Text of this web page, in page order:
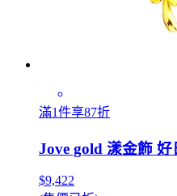
滿1件享87折
Jove gold 漾金飾
$9,422